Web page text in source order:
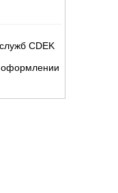
CDEK
оформлении